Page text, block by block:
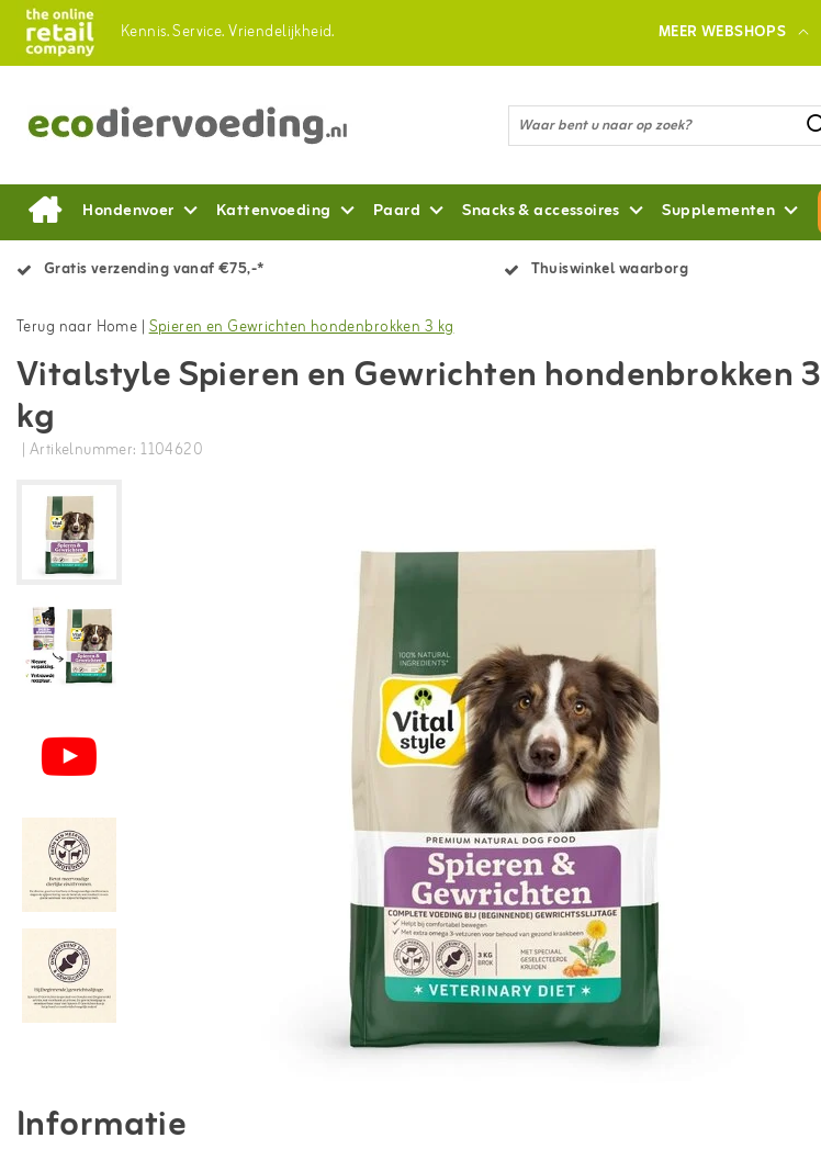
Kennis.Service.Vriendelijkheid. MEER WEBSHOPS
Hondenvoer Kattenvoeding Paard Snacks & accessoires Supplementen
Gratis verzending vanaf €75,-* Thuiswinkel waarborg
Terug naar Home |Spieren en Gewrichten hondenbrokken 3 kg
Vitalstyle Spieren en Gewrichten hondenbrokken 3
kg
| Artikelnummer: 1104620
Informatie